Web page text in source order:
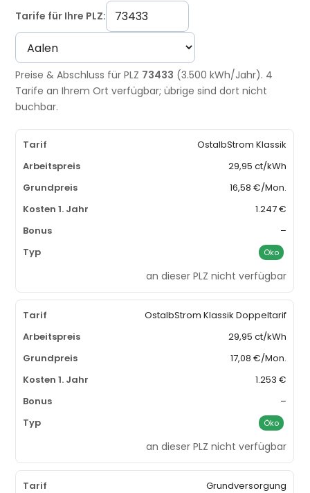
Tarife für Ihre PLZ:
Preise & Abschluss für PLZ 73433 (3.500 kWh/Jahr). 4
Tarife an Ihrem Ort verfügbar; übrige sind dort nicht
buchbar.
OstalbStrom Klassik
29,95 ct/kWh
16,58 €/Mon.
1.247 €
–
Öko
an dieser PLZ nicht verfügbar
OstalbStrom Klassik Doppeltarif
29,95 ct/kWh
17,08 €/Mon.
1.253 €
–
Öko
an dieser PLZ nicht verfügbar
Grundversorgung